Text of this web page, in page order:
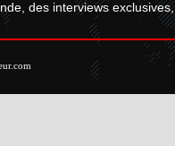
des interviews